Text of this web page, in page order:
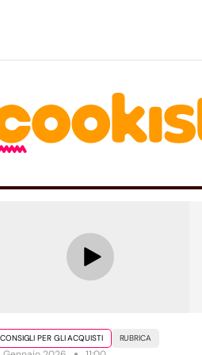
CONSIGLI PER GLI ACQUISTI RUBRICA